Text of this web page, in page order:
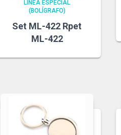
LÍNEA ESPECIAL
(BOLÍGRAFO)
Set ML-422 Rpet
ML-422